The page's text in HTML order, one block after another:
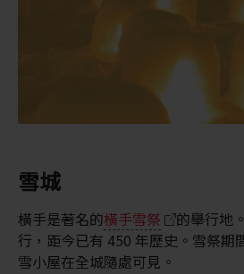
雪城
橫手是著名的橫手雪祭
的舉行地
行，距今已有 450 年歷史。雪祭期
雪小屋在全城隨處可見。